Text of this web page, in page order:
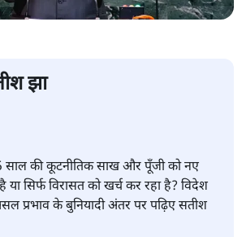
झा
साल की कूटनीतिक साख और पूँजी को नए
या सिर्फ विरासत को खर्च कर रहा है? विदेश
प्रभाव के बुनियादी अंतर पर पढ़िए सतीश